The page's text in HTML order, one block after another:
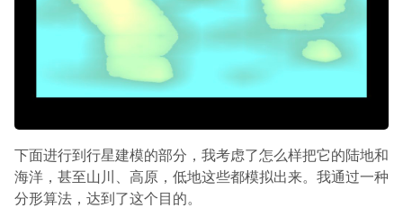
下面进行到行星建模的部分，我考虑了怎么样把它的陆地和
海洋，甚至山川、高原，低地这些都模拟出来。我通过一种
分形算法，达到了这个目的。